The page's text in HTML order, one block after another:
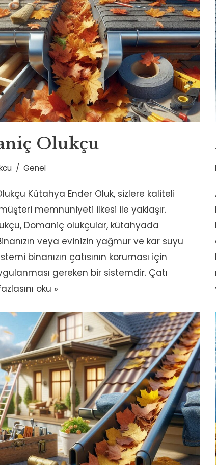
Olukçu
Genel
Kütahya Ender Oluk, sizlere kaliteli
memnuniyeti ilkesi ile yaklaşır.
Domaniç olukçular, kütahyada
veya evinizin yağmur ve kar suyu
binanızın çatısının koruması için
gereken bir sistemdir. Çatı
oku »